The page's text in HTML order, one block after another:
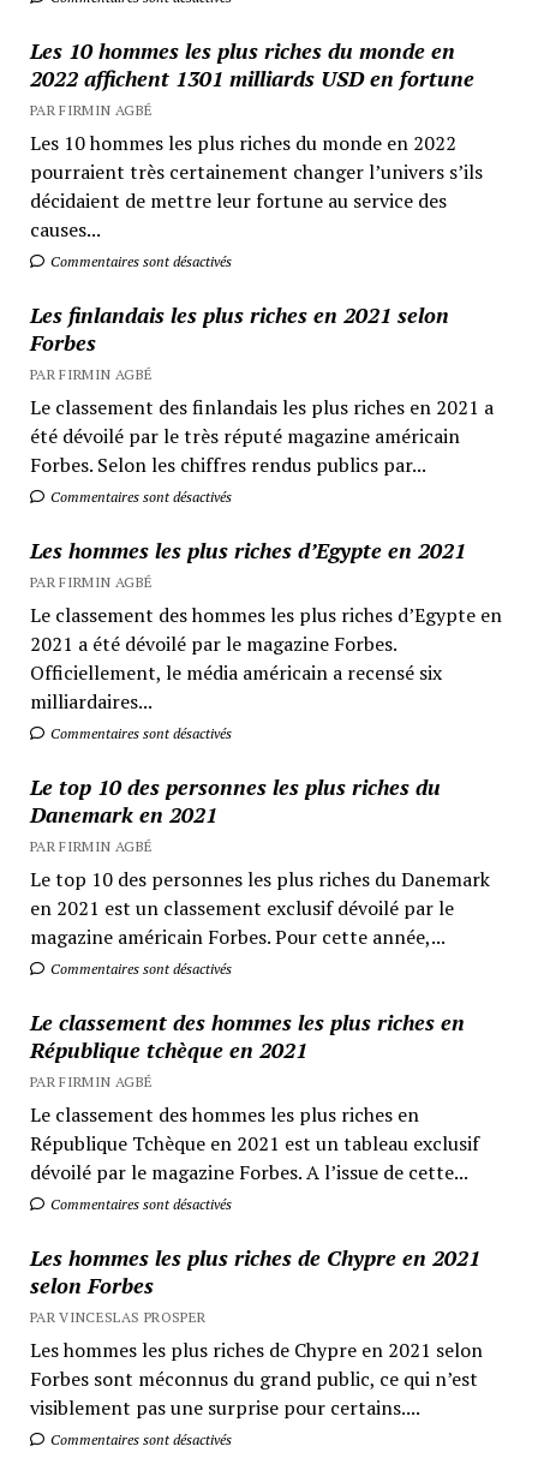
Les 10 hommes les plus riches du monde en
2022 affichent 1301 milliards USD en fortune
PAR FIRMIN AGBÉ
Les 10 hommes les plus riches du monde en 2022
pourraient très certainement changer l’univers s’ils
décidaient de mettre leur fortune au service des
causes...
Commentaires sont désactivés
Les finlandais les plus riches en 2021 selon
Forbes
PAR FIRMIN AGBÉ
Le classement des finlandais les plus riches en 2021 a
été dévoilé par le très réputé magazine américain
Forbes. Selon les chiffres rendus publics par...
Commentaires sont désactivés
Les hommes les plus riches d’Egypte en 2021
PAR FIRMIN AGBÉ
Le classement des hommes les plus riches d’Egypte en
2021 a été dévoilé par le magazine Forbes.
Officiellement, le média américain a recensé six
milliardaires...
Commentaires sont désactivés
Le top 10 des personnes les plus riches du
Danemark en 2021
PAR FIRMIN AGBÉ
Le top 10 des personnes les plus riches du Danemark
en 2021 est un classement exclusif dévoilé par le
magazine américain Forbes. Pour cette année,...
Commentaires sont désactivés
Le classement des hommes les plus riches en
République tchèque en 2021
PAR FIRMIN AGBÉ
Le classement des hommes les plus riches en
République Tchèque en 2021 est un tableau exclusif
dévoilé par le magazine Forbes. A l’issue de cette...
Commentaires sont désactivés
Les hommes les plus riches de Chypre en 2021
selon Forbes
PAR VINCESLAS PROSPER
Les hommes les plus riches de Chypre en 2021 selon
Forbes sont méconnus du grand public, ce qui n’est
visiblement pas une surprise pour certains....
Commentaires sont désactivés